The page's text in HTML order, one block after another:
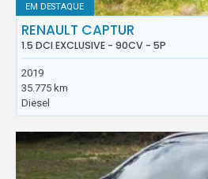
EM DESTAQUE
RENAULT CAPTUR
1.5 DCI EXCLUSIVE - 90CV - 5P
2019
35.775 km
Diesel